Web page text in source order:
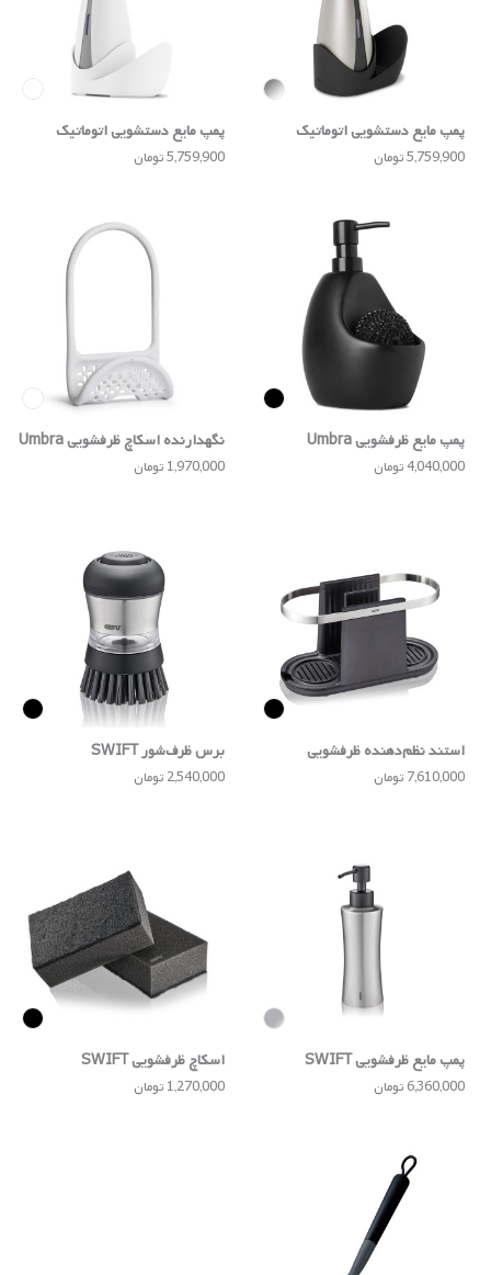
پمپ مایع دستشویی اتوماتیک
Umbra
5,759,900 تومان
پمپ مایع دستشویی اتوماتیک
Umbra
5,759,900 تومان
پمپ مایع ظرفشویی Umbra
4,040,000 تومان
نگهدارنده اسکاچ ظرفشویی Umbra
1,970,000 تومان
استند نظم‌دهنده ظرفشویی
SMARTLINE
7,610,000 تومان
برس ظرف‌شور SWIFT
2,540,000 تومان
پمپ مایع ظرفشویی SWIFT
6,360,000 تومان
اسکاچ ظرفشویی SWIFT
1,270,000 تومان